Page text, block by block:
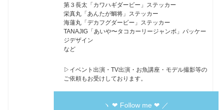
第３長太「カワハギダービー」ステッカー
栄真丸「あんたが鯛将」ステッカー
海蓮丸「デカフグダービー」ステッカー
TANAJIG「あいや〜タコカーリージャンボ」パッケー
ジデザイン
など
▷イベント出演・TV出演・お魚講座・モデル撮影等の
ご依頼もお受けしております。
ヽ ❤︎ Follow me ❤︎ ／